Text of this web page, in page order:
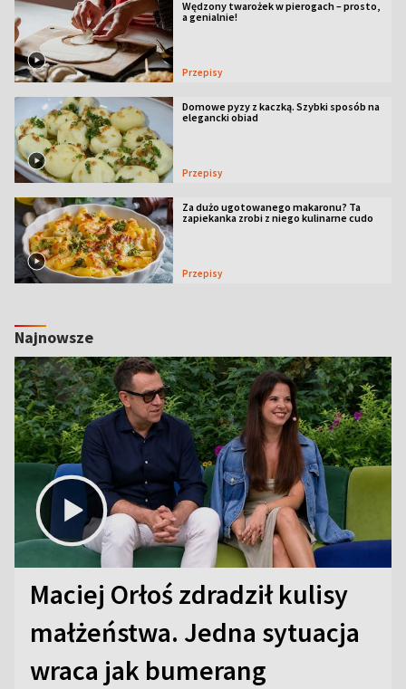
Wędzony twarożek w pierogach – prosto,
a genialnie!
Przepisy
Domowe pyzy z kaczką. Szybki sposób na
elegancki obiad
Przepisy
Za dużo ugotowanego makaronu? Ta
zapiekanka zrobi z niego kulinarne cudo
Przepisy
Najnowsze
Maciej Orłoś zdradził kulisy
małżeństwa. Jedna sytuacja
wraca jak bumerang